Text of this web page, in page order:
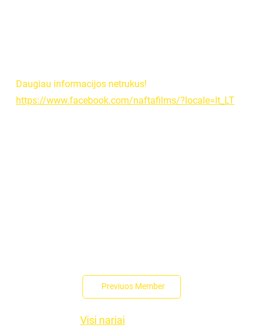
Daugiau informacijos netrukus!
https://www.facebook.com/naftafilms/?locale=lt_LT
Previuos Member
Visi nariai